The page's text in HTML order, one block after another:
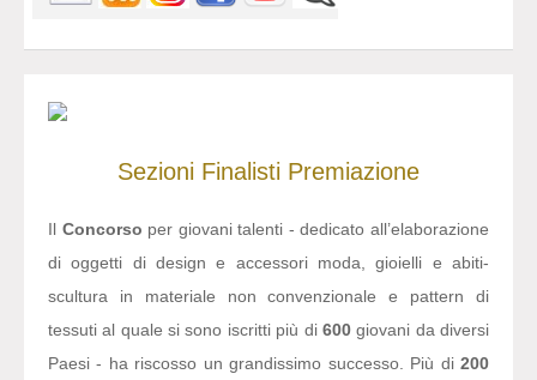
Sezioni Finalisti Premiazione
Il Concorso per giovani talenti - dedicato all’elaborazione
di oggetti di design e accessori moda, gioielli e abiti-
scultura in materiale non convenzionale e pattern di
tessuti al quale si sono iscritti più di 600giovani da diversi
Paesi - ha riscosso un grandissimo successo. Più di 200